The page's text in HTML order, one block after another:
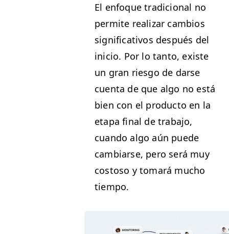
El enfoque tradi­cional no
per­mite realizar cam­bios
sig­ni­fica­tivos después del
ini­cio. Por lo tan­to, existe
un gran ries­go de darse
cuen­ta de que algo no está
bien con el pro­duc­to en la
eta­pa final de tra­ba­jo,
cuan­do algo aún puede
cam­biarse, pero será muy
cos­toso y tomará mucho
tiempo.